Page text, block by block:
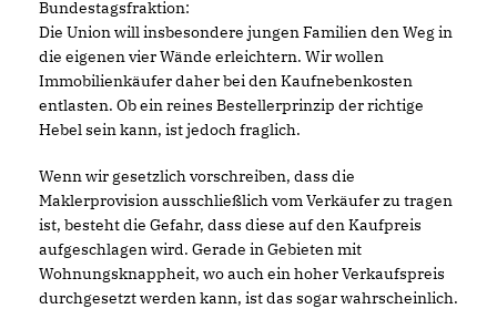
Bundestagsfraktion:
Die Union will insbesondere jungen Familien den Weg in
die eigenen vier Wände erleichtern. Wir wollen
Immobilienkäufer daher bei den Kaufnebenkosten
entlasten. Ob ein reines Bestellerprinzip der richtige
Hebel sein kann, ist jedoch fraglich.
Wenn wir gesetzlich vorschreiben, dass die
Maklerprovision ausschließlich vom Verkäufer zu tragen
ist, besteht die Gefahr, dass diese auf den Kaufpreis
aufgeschlagen wird. Gerade in Gebieten mit
Wohnungsknappheit, wo auch ein hoher Verkaufspreis
durchgesetzt werden kann, ist das sogar wahrscheinlich.